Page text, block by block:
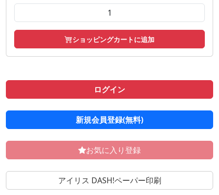
ショッピングカートに追加
ログイン
新規会員登録(無料)
お気に入り登録
アイリス DASH!ペーパー印刷